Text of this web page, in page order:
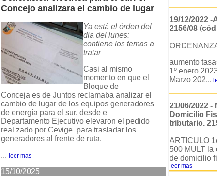
Concejo analizara el cambio de lugar
Ya está el órden del
dia del lunes:
contiene los temas a
tratar
Casi al mismo
momento en que el
Bloque de
Concejales de Juntos reclamaba analizar el
cambio de lugar de los equipos generadores
de energía para el sur, desde el
Departamento Ejecutivo elevaron el pedido
realizado por Cevige, para trasladar los
generadores al frente de ruta.
... leer mas
15/10/2025
19/12/2022 -
2156/08
aumento
1º enero
Marzo 202...
21/06/2022 -
Domicilio
tributario.
ARTICULO
500 MULT la
de domicilio
leer mas